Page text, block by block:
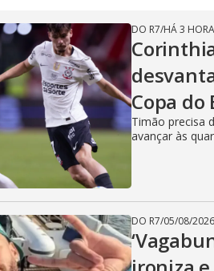
DO R7/HÁ 3
Copa do
Timão precisa
avançar às
DO R7/05/08/2026